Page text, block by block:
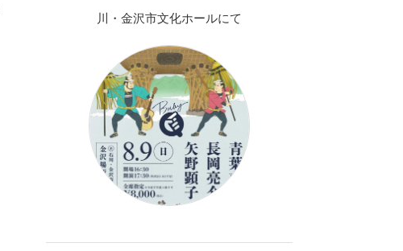
川・金沢市文化ホールにて